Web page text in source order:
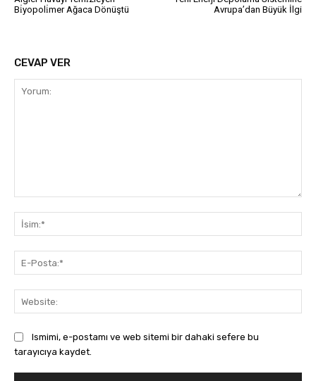
Bi̇yopoli̇mer Ağaca Dönüştü
Avrupa’dan Büyük İlgi
CEVAP VER
Ismimi, e-postamı ve web sitemi bir dahaki sefere bu
tarayıcıya kaydet.